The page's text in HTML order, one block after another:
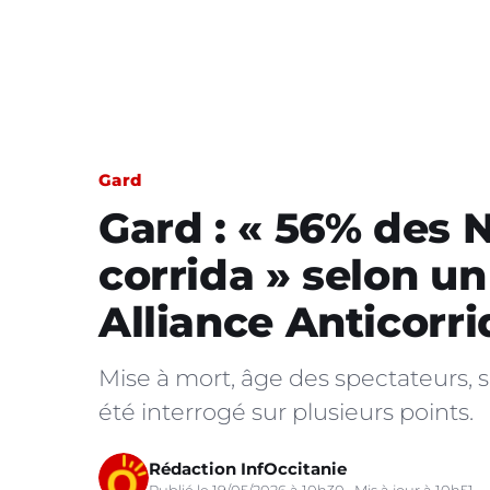
Gard
Gard : « 56% des
corrida » selon
Alliance
Mise à mort, âge des spectateurs,
été interrogé sur plusieurs points.
Rédaction InfOccitanie